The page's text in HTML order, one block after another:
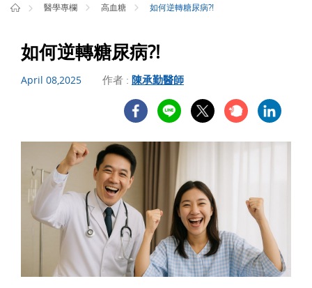
醫學專欄 高血糖 如何逆轉糖尿病?!
如何逆轉糖尿病?!
April 08,2025 作者 : 陳承勤醫師